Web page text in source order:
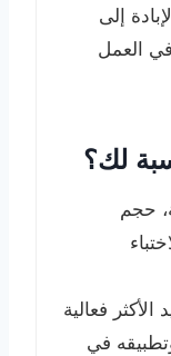
إلى
أكثر من 15 عامًا في العمل
حجم
فعالية
في